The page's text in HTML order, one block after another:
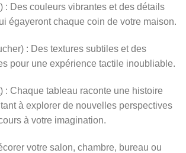
: Des couleurs vibrantes et des détails
égayeront chaque coin de votre maison.
: Des textures subtiles et des
pour une expérience tactile inoubliable.
: Chaque tableau raconte une histoire
à explorer de nouvelles perspectives
à votre imagination.
votre salon, chambre, bureau ou